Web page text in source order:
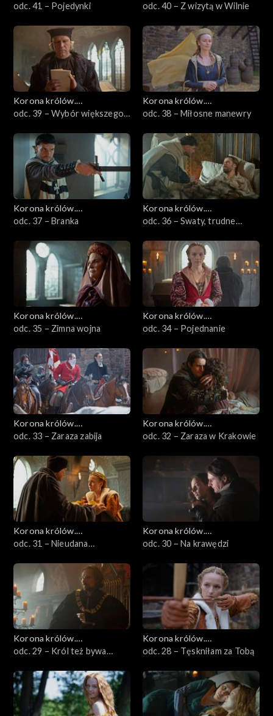
Jagiellonowie
odc. 41 – Pojedynki
Jagiellonowie
odc. 40 – Z wizytą w Wilnie
Korona królów.
Jagiellonowie
odc. 39 – Wybór większego
Korona królów.
Jagiellonowie
odc. 38 – Miłosne manewry
Korona królów.
Jagiellonowie
odc. 37 – Branka
Korona królów.
Jagiellonowie
odc. 36 – Swaty, trudne
Korona królów.
Jagiellonowie
odc. 35 – Zimna wojna
Korona królów.
Jagiellonowie
odc. 34 – Pojednanie
Korona królów.
Jagiellonowie
odc. 33 – Zaraza zabija
Korona królów.
Jagiellonowie
odc. 32 – Zaraza w Krakowie
Korona królów.
Jagiellonowie
odc. 31 – Nieudana
Korona królów.
Jagiellonowie
odc. 30 – Na krawędzi
Korona królów.
Jagiellonowie
odc. 29 – Król też bywa
Korona królów.
Jagiellonowie
odc. 28 – Tęskniłam za Tobą